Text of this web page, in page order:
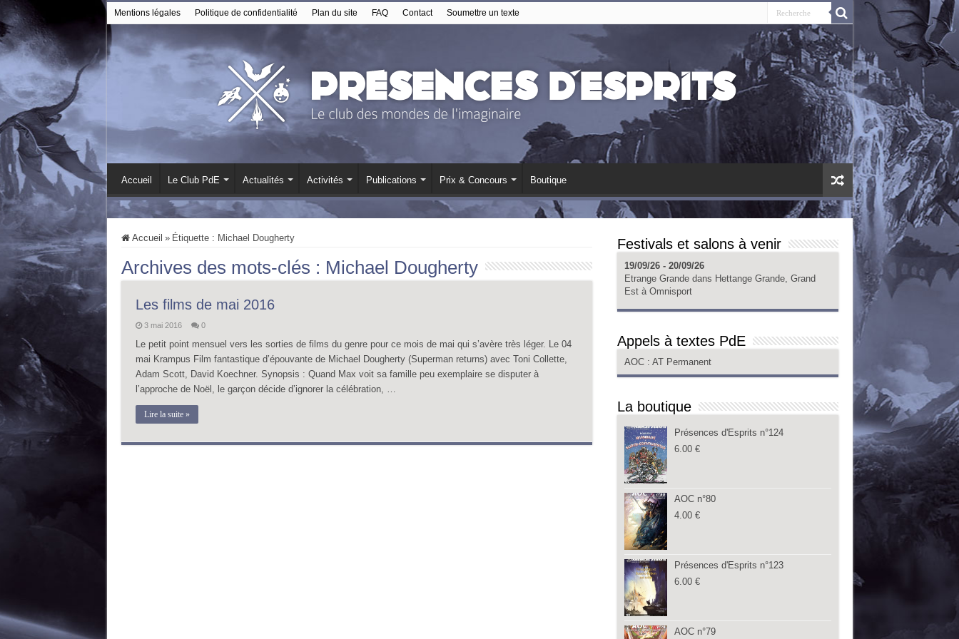
Mentions légales Politique de confidentialité Plan du site FAQ Contact Soumettre un texte
Accueil Le Club PdE Actualités Activités Publications Prix & Concours Boutique
Accueil » Étiquette : Michael Dougherty
Archives des mots-clés : Michael Dougherty
Les films de mai 2016
3 mai 2016 0
Le petit point mensuel vers les sorties de films du genre pour ce mois de mai qui s’avère très léger. Le 04
mai Krampus Film fantastique d’épouvante de Michael Dougherty (Superman returns) avec Toni Collette,
Adam Scott, David Koechner. Synopsis : Quand Max voit sa famille peu exemplaire se disputer à
l’approche de Noël, le garçon décide d’ignorer la célébration, …
Lire la suite »
Festivals et salons à venir
19/09/26 - 20/09/26
Etrange Grande dans Hettange Grande, Grand
Est à Omnisport
Appels à textes PdE
AOC : AT Permanent
La boutique
Présences d'Esprits n°124
6.00 €
AOC n°80
4.00 €
Présences d'Esprits n°123
6.00 €
AOC n°79